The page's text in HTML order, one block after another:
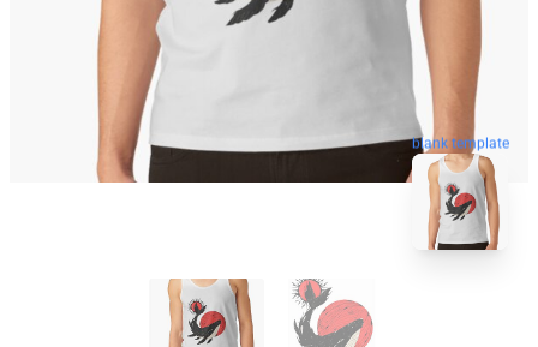
blank template